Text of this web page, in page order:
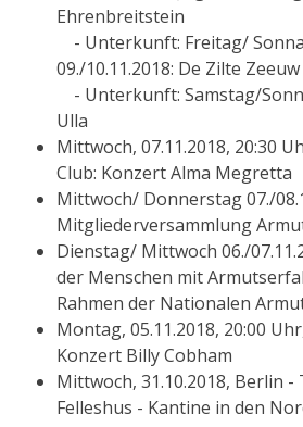
Ehrenbreitstein
- Unterkunft: Freitag/
09./10.11.2018: De Zilte Zeeuw
- Unterkunft: Samstag/
Ulla
Mittwoch, 07.11.2018, 20:30
Club: Konzert Alma Megretta
Mittwoch/ Donnerstag 07./
Mitgliederversammlung
Dienstag/ Mittwoch 06./
der Menschen mit
Rahmen der Nationalen
Montag, 05.11.2018, 20:00
Konzert Billy Cobham
Mittwoch, 31.10.2018, Berlin
Felleshus - Kantine in den